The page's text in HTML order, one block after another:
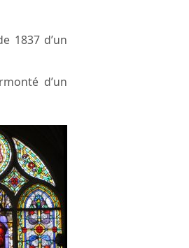
1837 d’un
d’un